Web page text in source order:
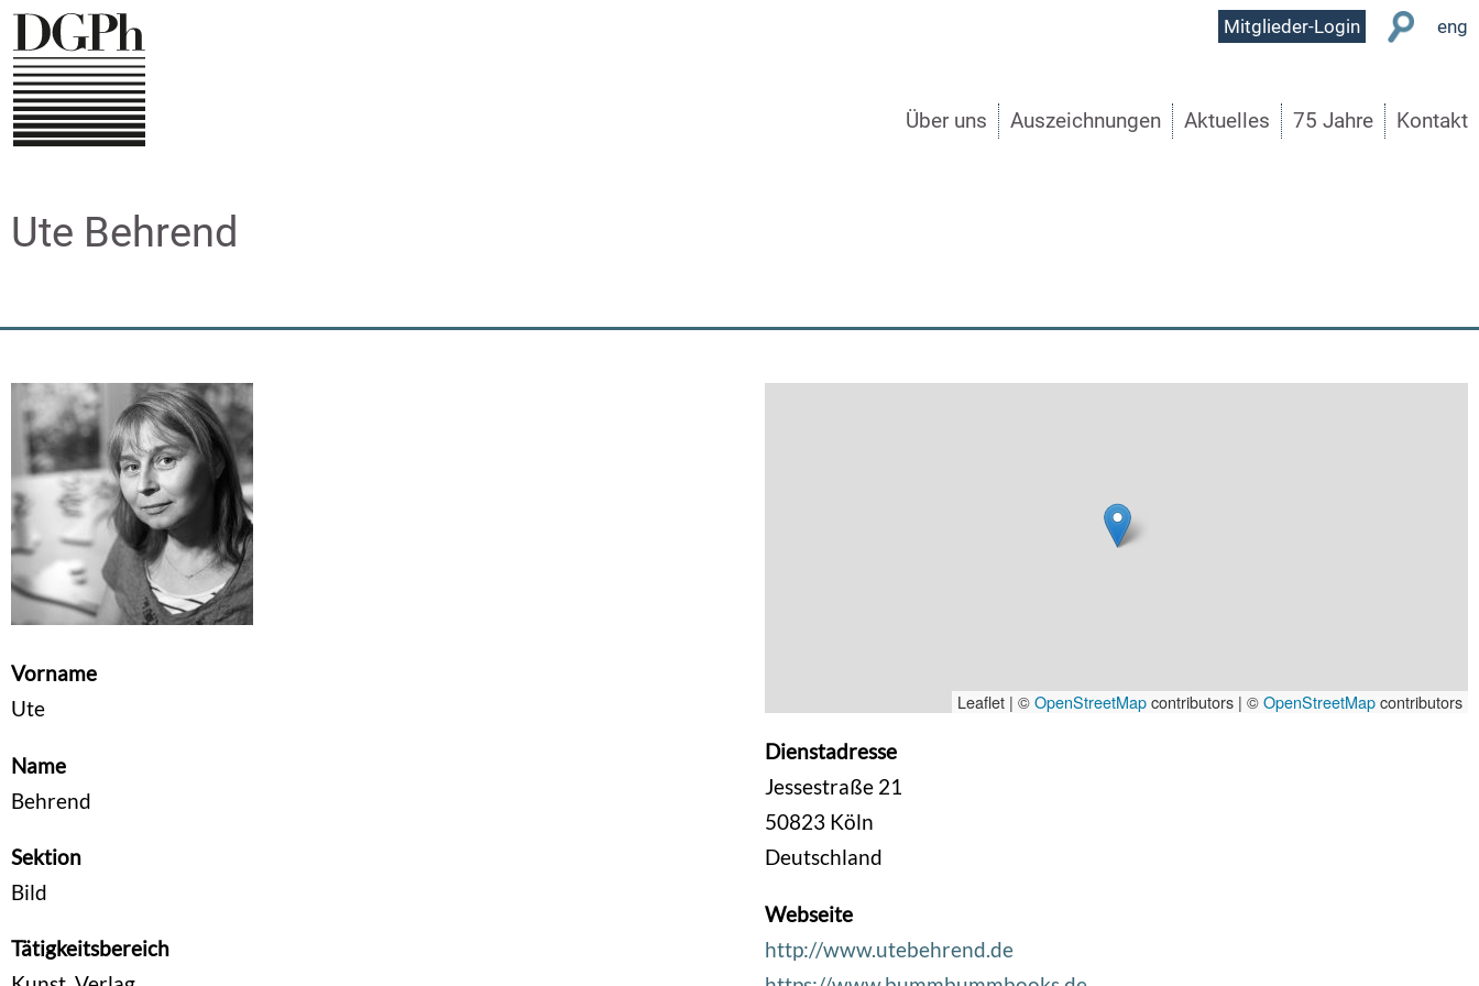
Direkt
zum
Inhalt
User
Mitglieder-Login eng
Über uns Auszeichnungen Aktuelles 75 Jahre Kontakt
Ute Behrend
Vorname
Ute
Name
Behrend
Sektion
Bild
Tätigkeitsbereich
Leaflet | ©OpenStreetMapcontributors | ©OpenStreetMapcontributors
Dienstadresse
Jessestraße 21
50823 Köln
Deutschland
Webseite
http://www.utebehrend.de